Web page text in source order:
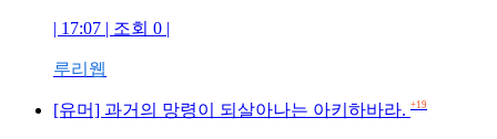
| 17:07 | 조회 0 |
루리웹
[유머] 과거의 망령이 되살아나는 아키하바라. +19